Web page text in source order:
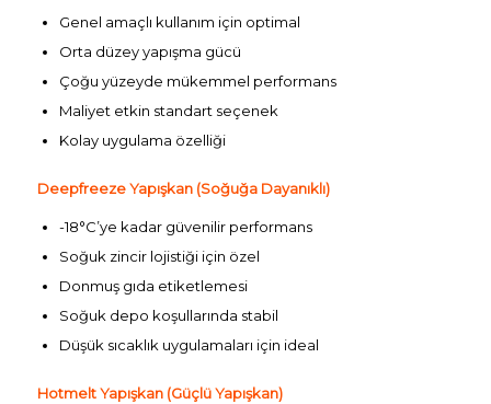
Genel amaçlı kullanım için optimal
Orta düzey yapışma gücü
Çoğu yüzeyde mükemmel performans
Maliyet etkin standart seçenek
Kolay uygulama özelliği
Deepfreeze Yapışkan (Soğuğa Dayanıklı)
-18°C’ye kadar güvenilir performans
Soğuk zincir lojistiği için özel
Donmuş gıda etiketlemesi
Soğuk depo koşullarında stabil
Düşük sıcaklık uygulamaları için ideal
Hotmelt Yapışkan (Güçlü Yapışkan)